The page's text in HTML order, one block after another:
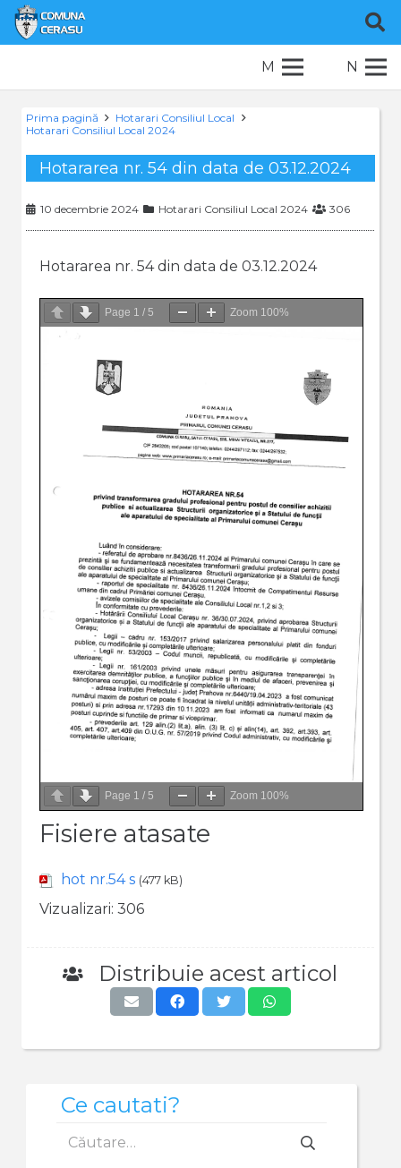
M N
Prima pagină
Hotarari Consiliul Local
Hotarari Consiliul Local 2024
Hotararea nr. 54 din data de 03.12.2024
10 decembrie 2024 Hotarari Consiliul Local 2024 306
Hotararea nr. 54 din data de 03.12.2024
Page 1 / 5 Zoom 100%
Page 1 / 5 Zoom 100%
Fisiere atasate
hot nr.54 s (477 kB)
Vizualizari: 306
Distribuie acest articol
Ce cautati?
după: